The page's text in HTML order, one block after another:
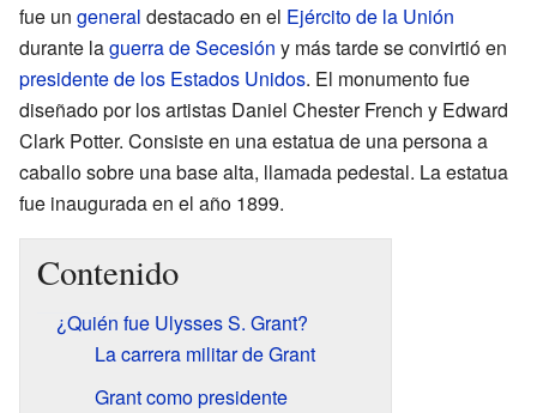
fue un general destacado en el Ejército de la Unión
durante laguerra de Secesión y más tarde se convirtió en
presidente de los Estados Unidos. El monumento fue
diseñado por los artistas Daniel Chester French y Edward
Clark Potter. Consiste en una estatua de una persona a
caballo sobre una base alta, llamada pedestal. La estatua
fue inaugurada en el año 1899.
Contenido
¿Quién fue Ulysses S. Grant?
La carrera militar de Grant
Grant como presidente